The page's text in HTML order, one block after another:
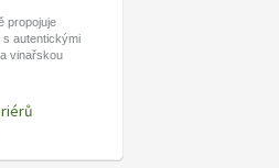
propojuje
autentickými
vinařskou